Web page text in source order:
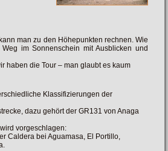
man zu den Höhepunkten rechnen. Wie
im Sonnenschein mit Ausblicken und
haben die Tour – man glaubt es kaum
Klassifizierungen der
dazu gehört der GR131 von Anaga
vorgeschlagen:
Caldera bei Aguamasa, El Portillo,